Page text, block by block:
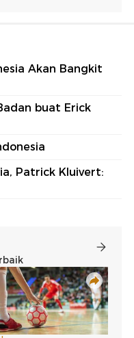
Akan Bangkit
buat Erick
Patrick Kluivert: